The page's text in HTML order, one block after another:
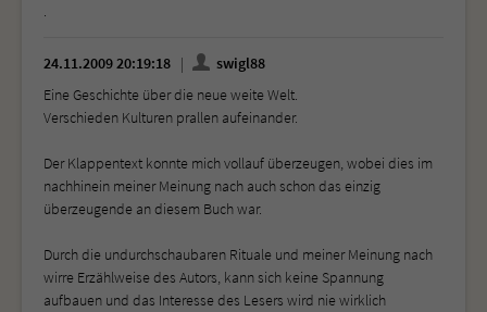
.
24.11.2009 20:19:18
swigl88
Eine Geschichte über die neue weite Welt.
Verschieden Kulturen prallen aufeinander.
Der Klappentext konnte mich vollauf überzeugen, wobei dies im
nachhinein meiner Meinung nach auch schon das einzig
überzeugende an diesem Buch war.
Durch die undurchschaubaren Rituale und meiner Meinung nach
wirre Erzählweise des Autors, kann sich keine Spannung
aufbauen und das Interesse des Lesers wird nie wirklich